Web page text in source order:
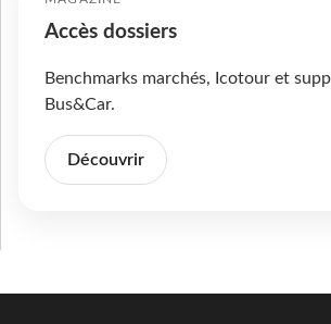
Accès dossiers
Benchmarks marchés, Icotour et
Bus&Car.
Découvrir